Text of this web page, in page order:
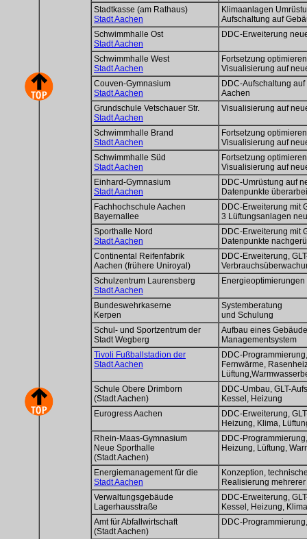
Stadtkasse (am Rathaus)
Stadt Aachen
Klimaanlagen
Aufschaltung auf
Schwimmhalle Ost
Stadt Aachen
DDC-Erweiterung
Schwimmhalle West
Stadt Aachen
Fortsetzung
Visualisierung auf
Couven-Gymnasium
Stadt Aachen
DDC-Aufschaltung
Aachen
Grundschule Vetschauer Str.
Stadt Aachen
Visualisierung auf
Schwimmhalle Brand
Stadt Aachen
Fortsetzung
Visualisierung auf
Schwimmhalle Süd
Stadt Aachen
Fortsetzung
Visualisierung auf
Einhard-Gymnasium
Stadt Aachen
DDC-Umrüstung auf
Datenpunkte
Fachhochschule Aachen
Bayernallee
DDC-Erweiterung mit
3 Lüftungsanlagen
Sporthalle Nord
Stadt Aachen
DDC-Erweiterung mit
Datenpunkte
Continental Reifenfabrik
Aachen (frühere Uniroyal)
DDC-Erweiterung,
Schulzentrum Laurensberg
Stadt Aachen
Energieoptimierungen
Bundeswehrkaserne
Kerpen
Systemberatung
und Schulung
Schul- und Sportzentrum der
Stadt Wegberg
Aufbau eines
Managementsystem
Tivoli Fußballstadion der
Stadt Aachen
DDC-
Fernwärme,
Schule Obere Drimborn
(Stadt Aachen)
DDC-Umbau, GLT-
Kessel, Heizung
Eurogress Aachen
DDC-Erweiterung,
Heizung, Klima,
Rhein-Maas-Gymnasium
Neue Sporthalle
(Stadt Aachen)
DDC-
Heizung, Lüftung,
Energiemanagement für die
Stadt Aachen
Konzeption,
Realisierung
Verwaltungsgebäude
Lagerhausstraße
DDC-Erweiterung,
Kessel, Heizung,
Amt für Abfallwirtschaft
(Stadt Aachen)
DDC-